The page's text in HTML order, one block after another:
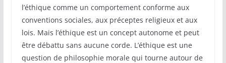
l’éthique comme un comportement conforme aux
conventions sociales, aux préceptes religieux et aux
lois. Mais l’éthique est un concept autonome et peut
être débattu sans aucune corde. L’éthique est une
question de philosophie morale qui tourne autour de